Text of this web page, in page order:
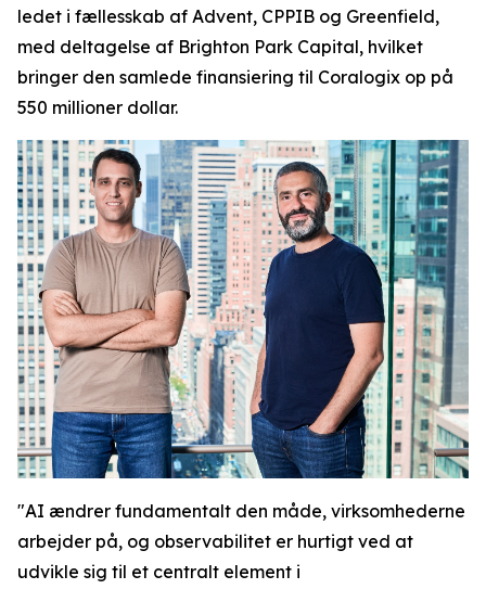
ledet i fællesskab af Advent, CPPIB og Greenfield,
med deltagelse af Brighton Park Capital, hvilket
bringer den samlede finansiering til Coralogix op på
550 millioner dollar.
"AI ændrer fundamentalt den måde, virksomhederne
arbejder på, og observabilitet er hurtigt ved at
udvikle sig til et centralt element i